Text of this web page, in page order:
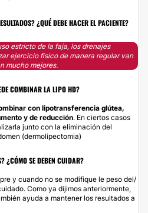
¿QUÉ DEBE HACER EL PACIENTE?
estricto de la faja, los drenajes
ejercicio físico de manera regular van
mucho mejores.
COMBINAR LA LIPO HD?
con lipotransferencia glútea,
y de reducción. En ciertos casos
junto con la eliminación del
(dermolipectomia)
¿CÓMO SE DEBEN CUIDAR?
y cuando no se modifique le peso del/
Como ya dijimos anteriormente,
ayuda a mantener los resultados a